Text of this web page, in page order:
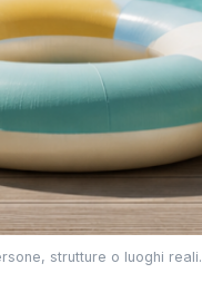
strutture o luoghi reali.